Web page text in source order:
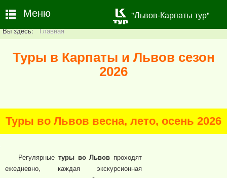
Вы здесь: Главная
Туры в Карпаты и Львов сезон
2026
Туры во Львов весна, лето, осень 2026
Регулярные туры во Львов проходят
ежедневно, каждая экскурсионная
Меню "Львов-Карпаты тур"